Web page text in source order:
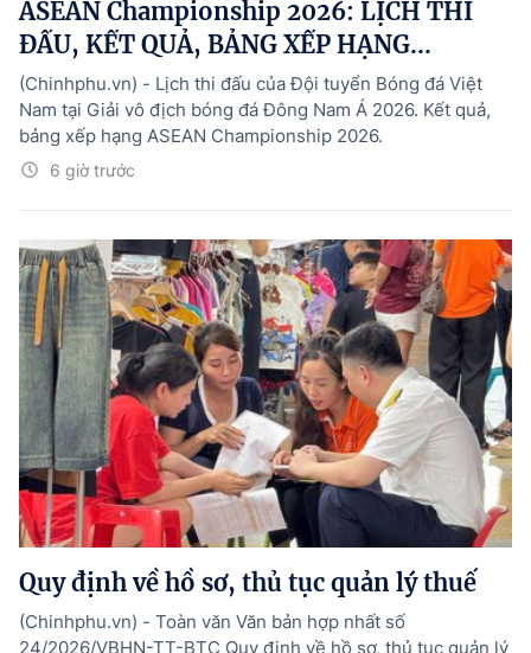
ASEAN Championship 2026: LỊCH THI
ĐẤU, KẾT QUẢ, BẢNG XẾP HẠNG...
6 giờ trước
(Chinhphu.vn) - Lịch thi đấu của Đội tuyển Bóng đá Việt
Nam tại Giải vô địch bóng đá Đông Nam Á 2026. Kết quả,
bảng xếp hạng ASEAN Championship 2026.
Quy định về hồ sơ, thủ tục quản lý thuế
(Chinhphu.vn) - Toàn văn Văn bản hợp nhất số
24/2026/VBHN-TT-BTC Quy định về hồ sơ, thủ tục quản lý